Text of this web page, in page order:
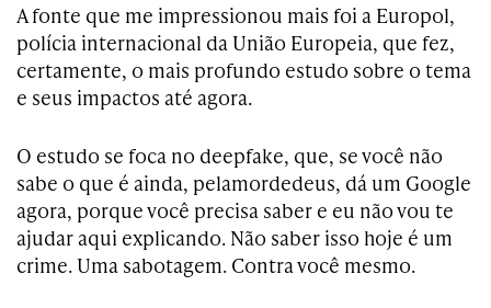
A fonte que me impressionou mais foi a Europol,
polícia internacional da União Europeia, que fez,
certamente, o mais profundo estudo sobre o tema
e seus impactos até agora.
O estudo se foca no deepfake, que, se você não
sabe o que é ainda, pelamordedeus, dá um Google
agora, porque você precisa saber e eu não vou te
ajudar aqui explicando. Não saber isso hoje é um
crime. Uma sabotagem. Contra você mesmo.